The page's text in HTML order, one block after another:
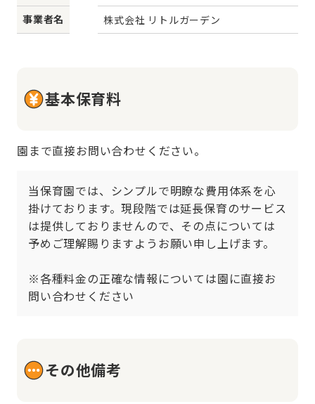
事業者名
株式会社 リトルガーデン
基本保育料
園まで直接お問い合わせください。
当保育園では、シンプルで明瞭な費用体系を心
掛けております。現段階では延長保育のサービス
は提供しておりませんので、その点については
予めご理解賜りますようお願い申し上げます。
※各種料金の正確な情報については園に直接お
問い合わせください
その他備考